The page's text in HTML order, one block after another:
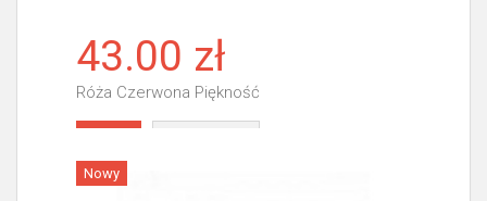
43.00 zł
Róża Czerwona Piękność
Nowy